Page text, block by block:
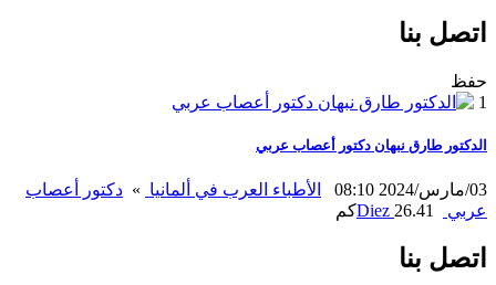
اتصل بنا
حفظ
1
الدكتور طارق نبهان دكتور أعصاب عربي
03/مارس/2024 08:10 الأطباء العرب في ألمانيا » دكتور أعصاب
عربي
Diez 26.41كم
اتصل بنا